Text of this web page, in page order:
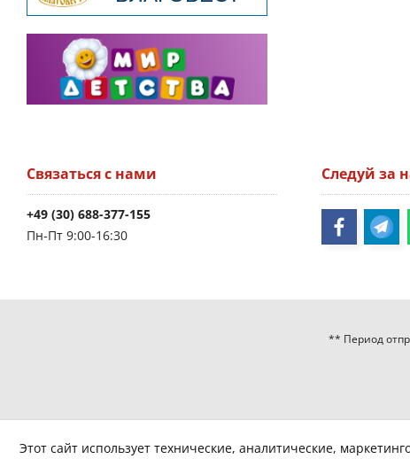
Связаться с нами
+49 (30) 688-377-155
Пн-Пт 9:00-16:30
Следуй за
** Период
Этот сайт использует технические, аналитические,